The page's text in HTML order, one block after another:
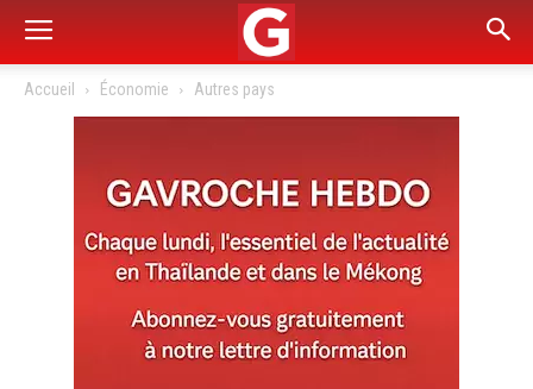
Accueil Économie Autres pays